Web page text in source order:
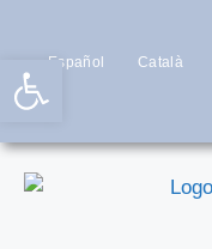
Español Català
Obre la